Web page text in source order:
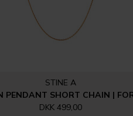
STINE A
DKK 499,00